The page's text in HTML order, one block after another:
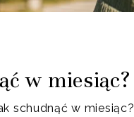
w
schudnąć w